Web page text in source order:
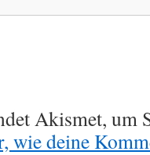
Akismet, um
wie deine